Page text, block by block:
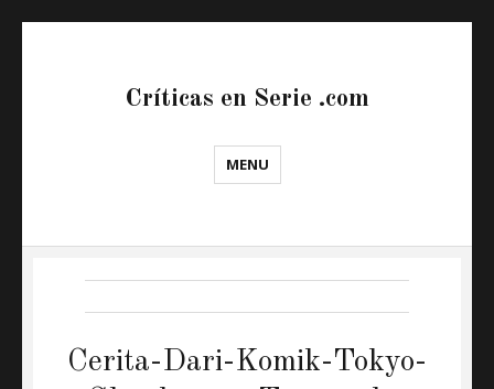
Críticas en Serie .com
MENU
Cerita-Dari-Komik-Tokyo-